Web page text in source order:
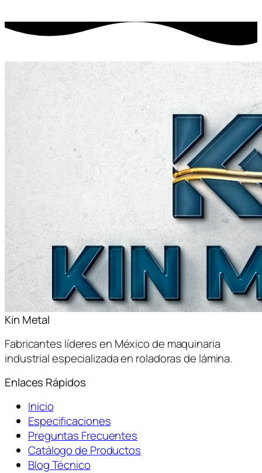
Kin Metal
Fabricantes líderes en México de maquinaria
industrial especializada en roladoras de lámina.
Enlaces Rápidos
Inicio
Especificaciones
Preguntas Frecuentes
Catálogo de Productos
Blog Técnico